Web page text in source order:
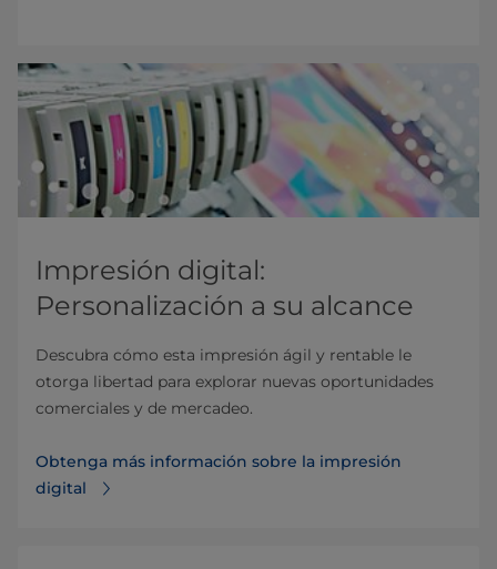
Impresión digital:
Personalización a su alcance
Descubra cómo esta impresión ágil y rentable le
otorga libertad para explorar nuevas oportunidades
comerciales y de mercadeo.
Obtenga más información sobre la impresión
digital⁠